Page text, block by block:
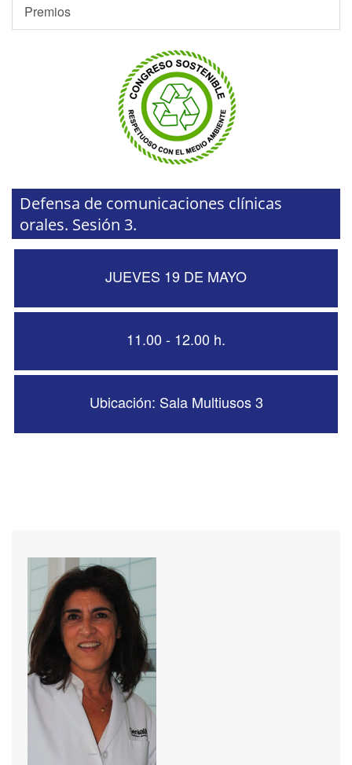
Premios
Defensa de comunicaciones clínicas
orales. Sesión 3.
JUEVES 19 DE MAYO
11.00 - 12.00 h.
Ubicación: Sala Multiusos 3